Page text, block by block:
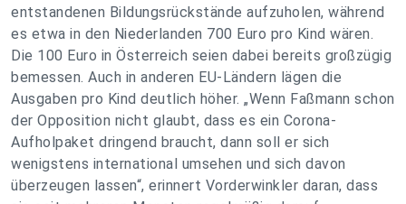
entstandenen Bildungsrückstände aufzuholen, während
es etwa in den Niederlanden 700 Euro pro Kind wären.
Die 100 Euro in Österreich seien dabei bereits großzügig
bemessen. Auch in anderen EU-Ländern lägen die
Ausgaben pro Kind deutlich höher. „Wenn Faßmann schon
der Opposition nicht glaubt, dass es ein Corona-
Aufholpaket dringend braucht, dann soll er sich
wenigstens international umsehen und sich davon
überzeugen lassen“, erinnert Vorderwinkler daran, dass